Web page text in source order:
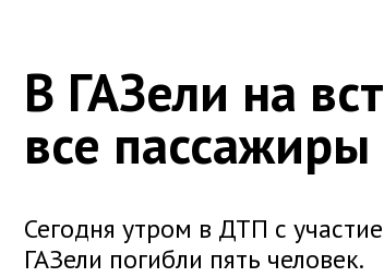
В ГАЗели на
все пассажиры
Сегодня утром в ДТП с
ГАЗели погибли пять человек.